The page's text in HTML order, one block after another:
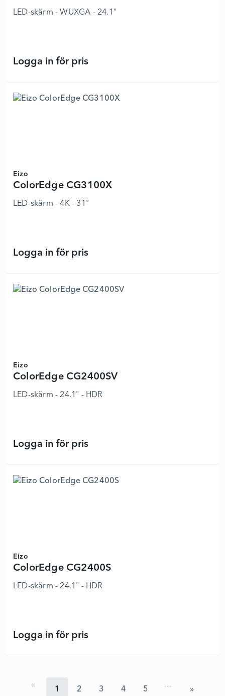
LED-skärm - WUXGA - 24.1"
Logga in för prisColorEdge CS2400S - 7645280 -
Eizo
ColorEdge CG3100X
LED-skärm - 4K - 31"
Logga in för prisColorEdge CG3100X - 8745852 -
Eizo
ColorEdge CG2400SV
LED-skärm - 24.1" - HDR
Logga in för prisColorEdge CG2400SV - 8745851 -
Eizo
ColorEdge CG2400S
LED-skärm - 24.1" - HDR
Logga in för prisColorEdge CG2400S - 8517495 -
1 2 3 4 5
…